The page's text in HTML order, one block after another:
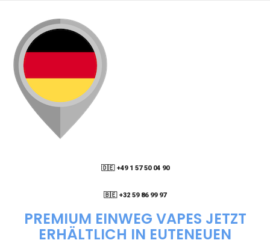
🇩🇪 +49 1 57 50 04 90
🇧🇪 +32 59 86 99 97
PREMIUM EINWEG VAPES JETZT
ERHÄLTLICH IN EUTENEUEN